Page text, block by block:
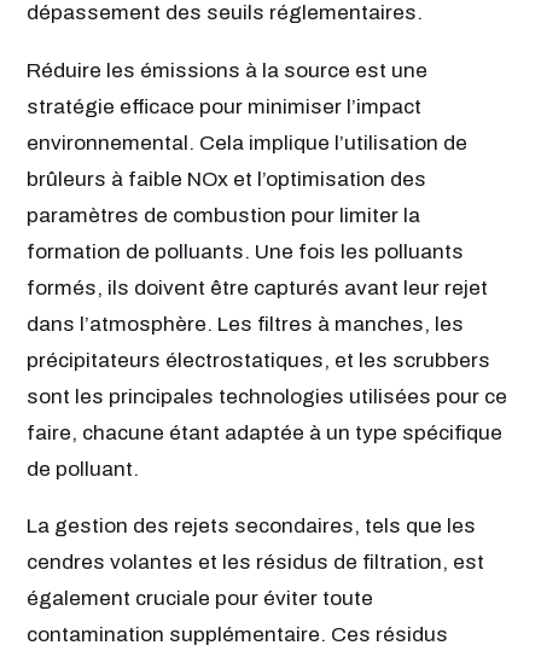
dépassement des seuils réglementaires.
Réduire les émissions à la source est une
stratégie efficace pour minimiser l’impact
environnemental. Cela implique l’utilisation de
brûleurs à faible NOx et l’optimisation des
paramètres de combustion pour limiter la
formation de polluants. Une fois les polluants
formés, ils doivent être capturés avant leur rejet
dans l’atmosphère. Les filtres à manches, les
précipitateurs électrostatiques, et les scrubbers
sont les principales technologies utilisées pour ce
faire, chacune étant adaptée à un type spécifique
de polluant.
La gestion des rejets secondaires, tels que les
cendres volantes et les résidus de filtration, est
également cruciale pour éviter toute
contamination supplémentaire. Ces résidus